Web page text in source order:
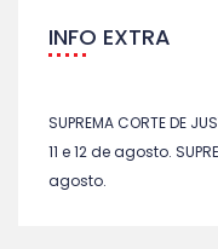
INFO EXTRA
SUPREMA CORTE DE
11 e 12 de agosto.
agosto.